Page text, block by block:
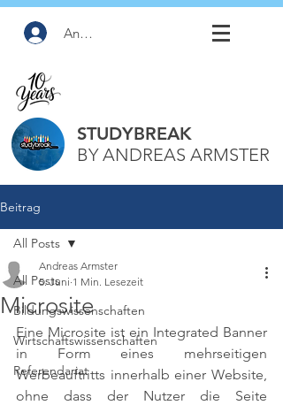
Anmelden
STUDYBREAK
BY ANDREAS ARMSTER
Beitrag
All Posts
Bildungswissenschaften
Wirtschaftswissenschaften
Referendariat
All Posts
Microsite
Andreas Armster
5. Juni 1 Min. Lesezeit
Eine Microsite ist ein Integrated Banner
in Form eines mehrseitigen
Werbeauftritts innerhalb einer Website,
ohne dass der Nutzer die Seite